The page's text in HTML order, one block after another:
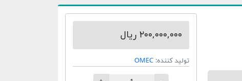
۲۰۰,۰۰۰,۰۰۰ ریال
تولید کننده: OMEC